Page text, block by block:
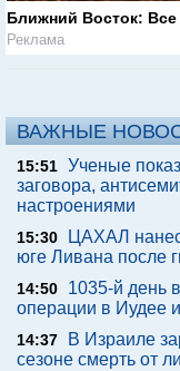
Ближний Восток:
Реклама
ВАЖНЫЕ
15:51 Ученые
заговора,
настроениями
15:30
ЦАХАЛ
юге Ливана после
14:50
1035-й день
операции в Иудее
14:37
В Израиле
сезоне смерть от